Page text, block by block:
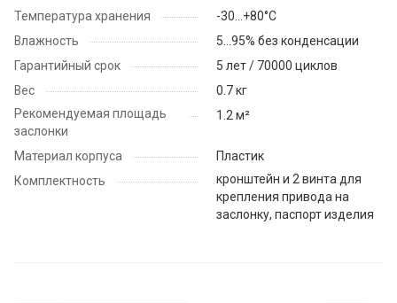
Температура хранения
-30…+80°С
Влажность
5...95% без конденсации
Гарантийный срок
5 лет / 70000 циклов
Вес
0.7 кг
Рекомендуемая площадь
заслонки
1.2 м²
Материал корпуса
Пластик
Комплектность
кронштейн и 2 винта для
крепления привода на
заслонку, паспорт изделия